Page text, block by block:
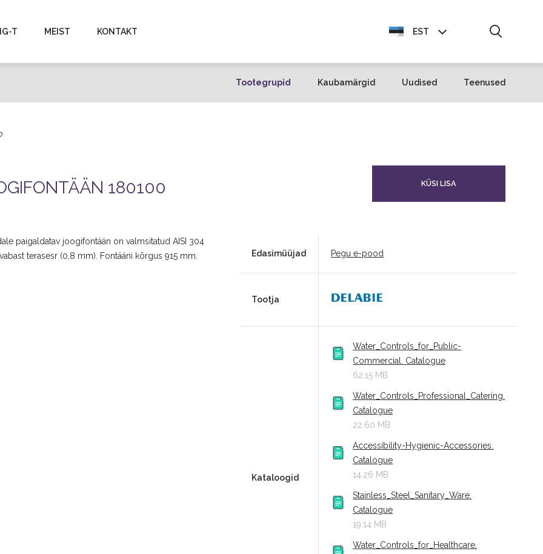
T MEIST KONTAKT
EST
Tootegrupid Kaubamärgid Uudised Teenused
180100 KÜSI LISA
paigaldatav joogifontään on valmsitatud AISI 304
terasesr (0,8 mm). Fontääni kõrgus 915 mm.
Edasimüüjad Pegu e-pood
Tootja
Kataloogid
Water_Controls_for_Public-
Commercial. Catalogue
62.15 MB
Water_Controls_Professional_Catering.
Catalogue
22.60 MB
Accessibility-Hygienic-Accessories.
Catalogue
14.26 MB
Stainless_Steel_Sanitary_Ware.
Catalogue
19.14 MB
Water_Controls_for_Healthcare.